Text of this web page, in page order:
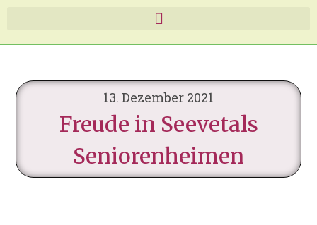
13. Dezember 2021
Freude in Seevetals
Seniorenheimen